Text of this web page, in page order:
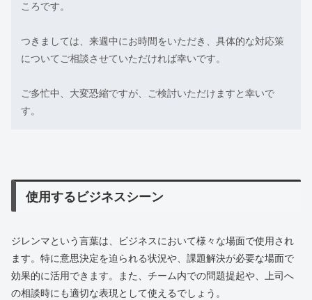
ころです。
つきましては、来週中にお時間をいただき、具体的な対応策
についてご相談させていただければ幸いです。
ご多忙中、大変恐縮ですが、ご検討いただけますと幸いで
す。
使用するビジネスシーン
ジレンマという言葉は、ビジネスにおいて様々な場面で使用され
ます。特に意思決定を迫られる状況や、課題解決が必要な場面で
効果的に活用できます。また、チーム内での問題提起や、上司へ
の相談時にも適切な表現として使えるでしょう。